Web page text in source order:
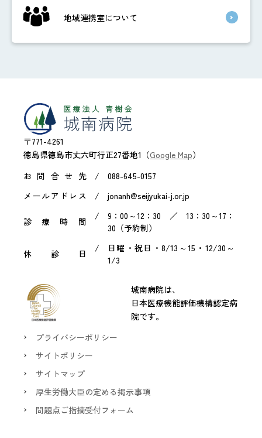
地域連携室について
〒771-4261
徳島県徳島市丈六町行正27番地1（Google Map）
お問合せ先
088-645-0157
メールアドレス
jonanh@seijyukai-j.or.jp
診療時間
9：00～12：30 ／ 13：30～17：
30（予約制）
休診日
日曜・祝日・8/13～15・12/30～
1/3
城南病院は、
日本医療機能評価機構認定病
院です。
プライバシーポリシー
サイトポリシー
サイトマップ
厚生労働大臣の定める掲示事項
問題点ご指摘受付フォーム